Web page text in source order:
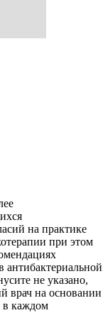
на практике
при этом
антибактериальной
не указано,
врач на основании
в каждом